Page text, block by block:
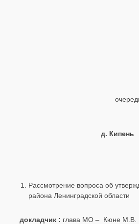
д.
Рассмотрение вопроса об
района Ленинградской области
докладчик : глава МО – Кюне М.В.